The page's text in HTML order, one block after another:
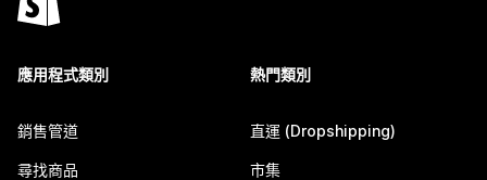
應用程式類別
銷售管道
尋找商品
熱門類別
直運 (Dropshipping)
市集